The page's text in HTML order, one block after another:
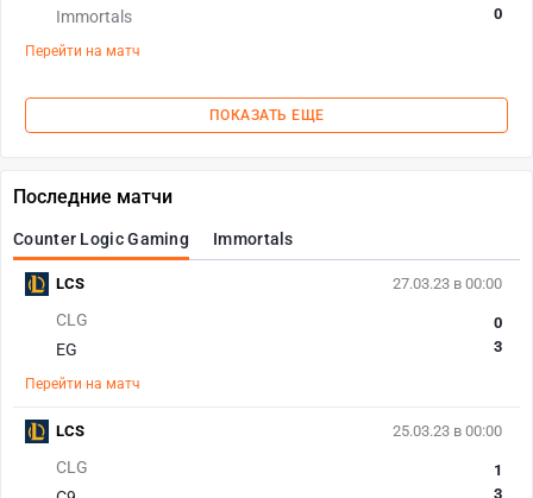
Immortals
0
Перейти на матч
ПОКАЗАТЬ ЕЩЕ
Последние матчи
Counter Logic Gaming Immortals
27.03.23 в 00:00
CLG
EG
0
3
Перейти на матч
LCS
25.03.23 в 00:00
CLG
1
3
LCS